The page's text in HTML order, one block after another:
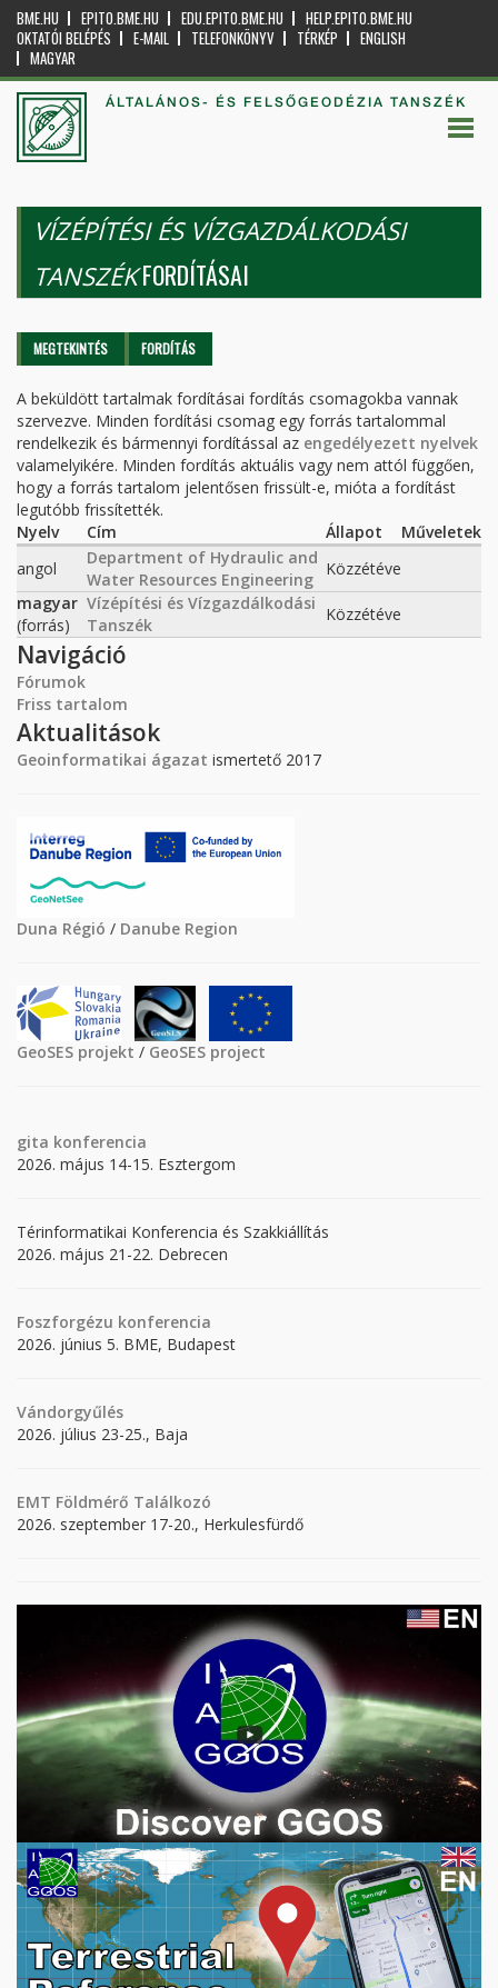
BME.HU EPITO.BME.HU EDU.EPITO.BME.HU
HELP.EPITO.BME.HU
OKTATÓI BELÉPÉS
E-MAIL TELEFONKÖNYV TÉRKÉP
ENGLISH
MAGYAR
ÁLTALÁNOS- ÉS FELSŐGEODÉZIA TANSZÉK
VÍZÉPÍTÉSI ÉS VÍZGAZDÁLKODÁSI
TANSZÉKFORDÍTÁSAI
Elsődleges fülek
MEGTEKINTÉS FORDÍTÁS
A beküldött tartalmak fordításai fordítás csomagokba vannak
szervezve. Minden fordítási csomag egy forrás tartalommal
rendelkezik és bármennyi fordítással az engedélyezett nyelvek
valamelyikére. Minden fordítás aktuális vagy nem attól függően,
hogy a forrás tartalom jelentősen frissült-e, mióta a fordítást
legutóbb frissítették.
Nyelv
Cím Állapot
Műveletek
angol
Department of Hydraulic and
Water Resources Engineering
Közzétéve
magyar
(forrás)
Vízépítési és Vízgazdálkodási
Tanszék
Közzétéve
Navigáció
Fórumok
Friss tartalom
Aktualitások
Geoinformatikai ágazat ismertető 2017
Duna Régió / Danube Region
GeoSES projekt / GeoSES project
gita konferencia
2026. május 14-15. Esztergom
Térinformatikai Konferencia és Szakkiállítás
2026. május 21-22. Debrecen
Foszforgézu konferencia
2026. június 5. BME, Budapest
Vándorgyűlés
2026. július 23-25., Baja
EMT Földmérő Találkozó
2026. szeptember 17-20., Herkulesfürdő